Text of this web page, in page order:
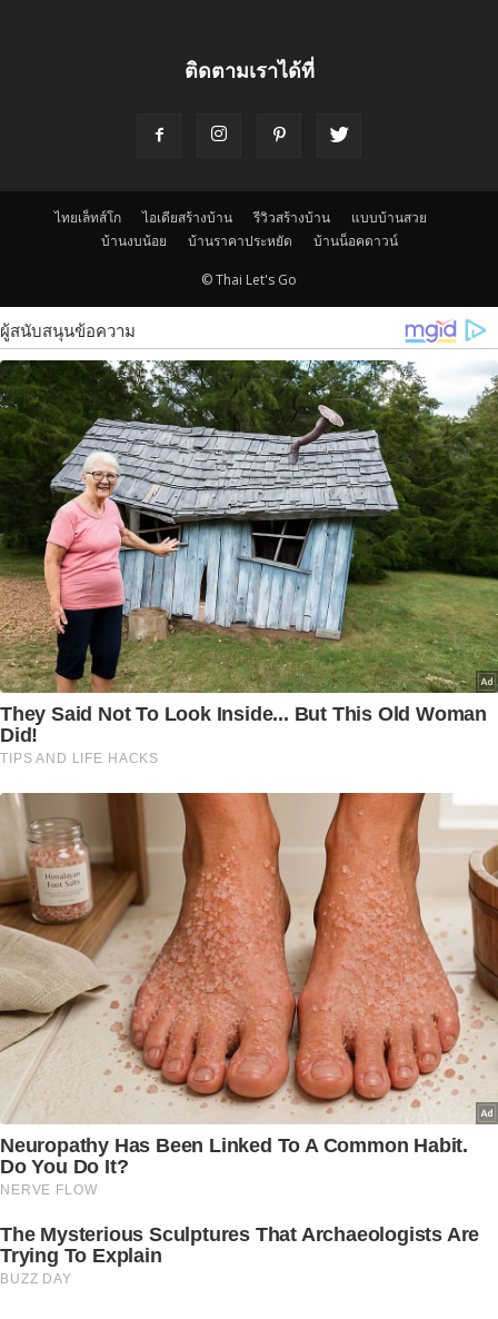
ติดตามเราได้ที่
ไทยเล็ทส์โก ไอเดียสร้างบ้าน รีวิวสร้างบ้าน
แบบบ้านสวย
บ้านงบน้อย
บ้านราคาประหยัด บ้านน็อคดาวน์
© Thai Let's Go